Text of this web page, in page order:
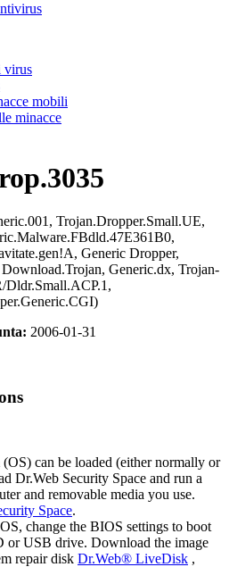
virus
mobili
minacce
Trojan.Dropper.Small.UE,
Generic Dropper,
Generic.dx, Trojan-
Dldr.Small.ACP.1,
2006-01-31
can be loaded (either normally or
Dr.Web Security Space and run a
and removable media you use.
Space.
change the BIOS settings to boot
or USB drive. Download the image
repair disk Dr.Web® LiveDisk ,